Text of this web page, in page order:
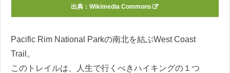
出典： Wikimedia Commons
Pacific Rim National Parkの南北を結ぶWest Coast
Trail。
このトレイルは、人生で行くべきハイキングの１つ